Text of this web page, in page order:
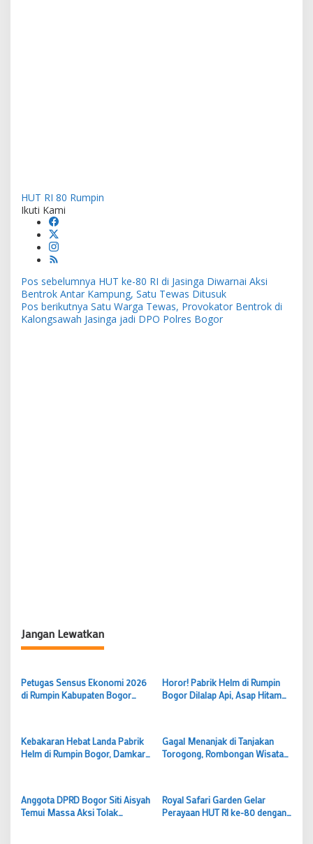
HUT RI 80 Rumpin
Ikuti Kami
Navigasi
pos
Pos sebelumnya HUT ke-80 RI di Jasinga Diwarnai Aksi
Bentrok Antar Kampung, Satu Tewas Ditusuk
Pos berikutnya Satu Warga Tewas, Provokator Bentrok di
Kalongsawah Jasinga jadi DPO Polres Bogor
Jangan Lewatkan
Petugas Sensus Ekonomi 2026
di Rumpin Kabupaten Bogor
Horor! Pabrik Helm di Rumpin
Bogor Dilalap Api, Asap Hitam
Kebakaran Hebat Landa Pabrik
Helm di Rumpin Bogor, Damkar
Gagal Menanjak di Tanjakan
Torogong, Rombongan Wisata
Anggota DPRD Bogor Siti Aisyah
Temui Massa Aksi Tolak
Royal Safari Garden Gelar
Perayaan HUT RI ke-80 dengan